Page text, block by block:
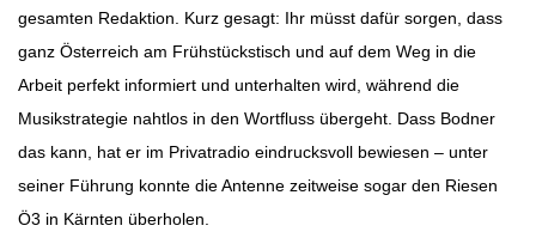
gesamten Redaktion. Kurz gesagt: Ihr müsst dafür sorgen, dass
ganz Österreich am Frühstückstisch und auf dem Weg in die
Arbeit perfekt informiert und unterhalten wird, während die
Musikstrategie nahtlos in den Wortfluss übergeht. Dass Bodner
das kann, hat er im Privatradio eindrucksvoll bewiesen – unter
seiner Führung konnte die Antenne zeitweise sogar den Riesen
Ö3 in Kärnten überholen.